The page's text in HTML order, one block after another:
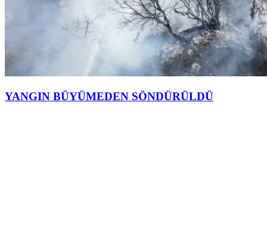
YANGIN BÜYÜMEDEN SÖNDÜRÜLDÜ